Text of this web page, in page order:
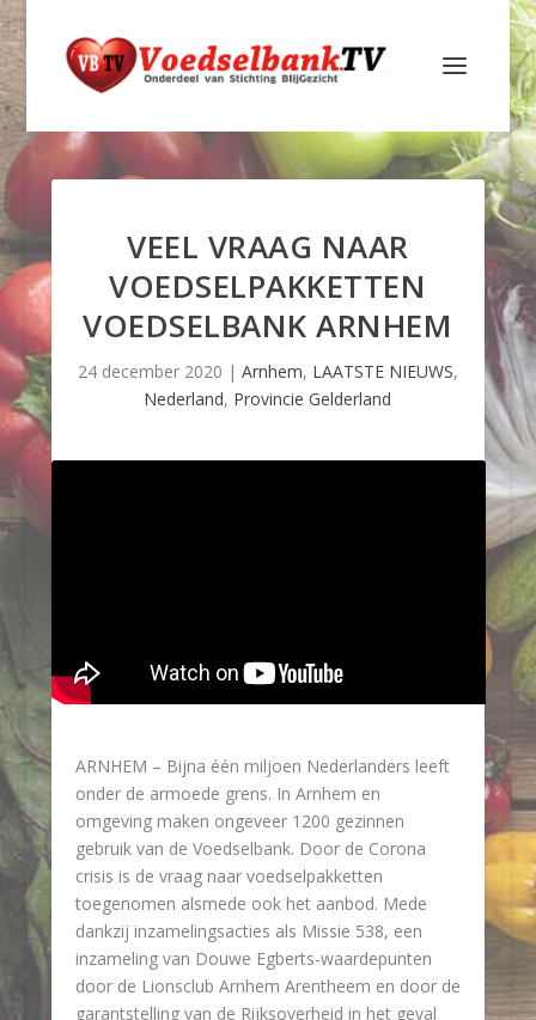
VEEL VRAAG NAAR
VOEDSELPAKKETTEN
VOEDSELBANK ARNHEM
24 december 2020 | Arnhem, LAATSTE NIEUWS,
Nederland, Provincie Gelderland
ARNHEM – Bijna één miljoen Nederlanders leeft
onder de armoede grens. In Arnhem en
omgeving maken ongeveer 1200 gezinnen
gebruik van de Voedselbank. Door de Corona
crisis is de vraag naar voedselpakketten
toegenomen alsmede ook het aanbod. Mede
dankzij inzamelingsacties als Missie 538, een
inzameling van Douwe Egberts-waardepunten
door de Lionsclub Arnhem Arentheem en door de
garantstelling van de Rijksoverheid in het geval